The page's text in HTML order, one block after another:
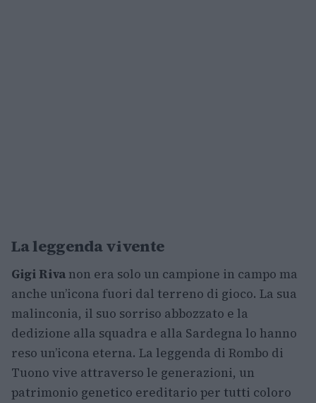
La leggenda vivente
Gigi Riva non era solo un campione in campo ma
anche un’icona fuori dal terreno di gioco. La sua
malinconia, il suo sorriso abbozzato e la
dedizione alla squadra e alla Sardegna lo hanno
reso un’icona eterna. La leggenda di Rombo di
Tuono vive attraverso le generazioni, un
patrimonio genetico ereditario per tutti coloro